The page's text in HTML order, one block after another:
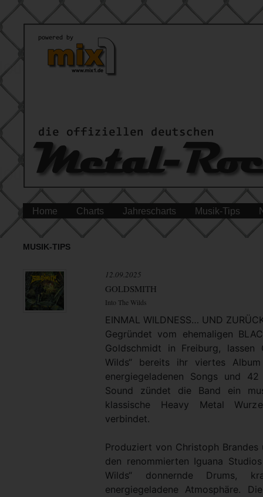
Home Charts Jahrescharts Musik-Tips
MUSIK-TIPS
12.09.2025
GOLDSMITH
Into The Wilds
EINMAL WILDNESS… UND
Gegründet vom ehemaligen
Goldschmidt in Freiburg, lassen
Wilds“ bereits ihr viertes
energiegeladenen Songs und
Sound zündet die Band ein
klassische Heavy Metal
verbindet.
Produziert von Christoph
den renommierten Iguana
Wilds“ donnernde Drums,
energiegeladene Atmosphäre.